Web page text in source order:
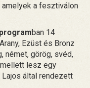
a fesztiválon
ban 14
Ezüst és Bronz
német, görög, svéd,
lesz egy
Lajos által rendezett